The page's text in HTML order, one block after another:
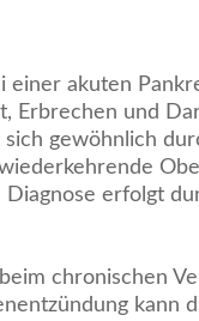
einer akuten
Erbrechen und
gewöhnlich
Diagnose erfolgt
chronischen
kann